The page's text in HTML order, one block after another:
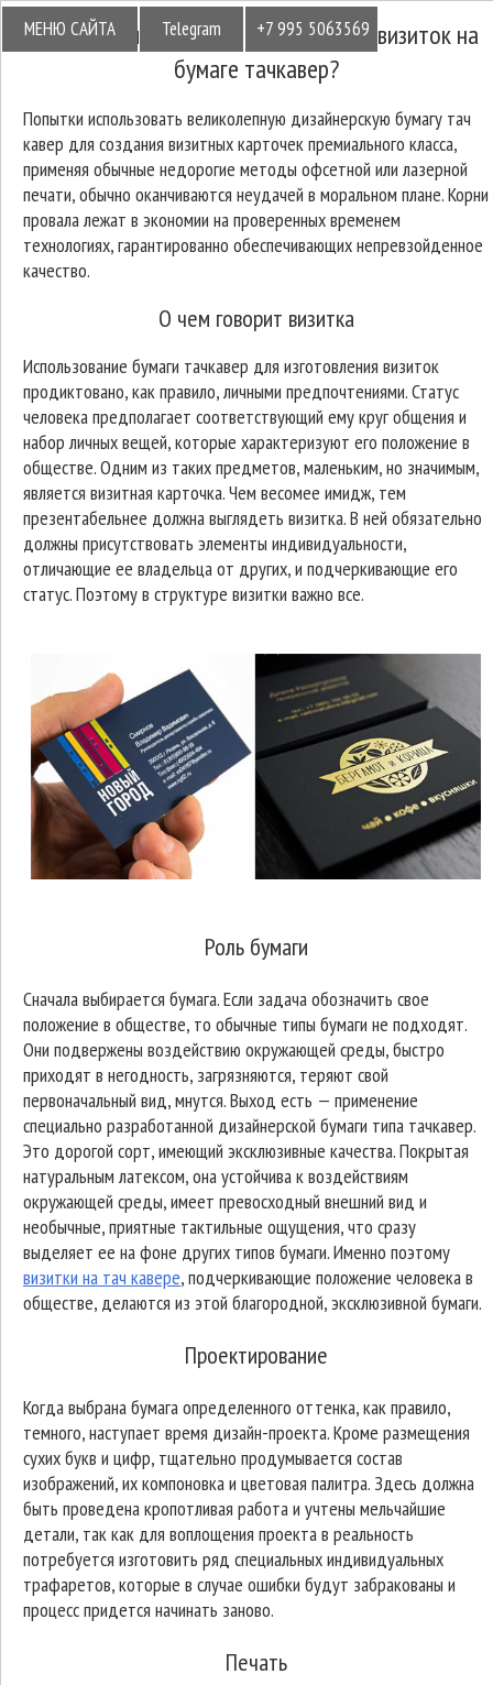
МЕНЮ САЙТА Telegram +7 995 5063569
Из чего складывается высокая цена визиток на
бумаге тачкавер?
Попытки использовать великолепную дизайнерскую бумагу тач
кавер для создания визитных карточек премиального класса,
применяя обычные недорогие методы офсетной или лазерной
печати, обычно оканчиваются неудачей в моральном плане. Корни
провала лежат в экономии на проверенных временем
технологиях, гарантированно обеспечивающих непревзойденное
качество.
О чем говорит визитка
Использование бумаги тачкавер для изготовления визиток
продиктовано, как правило, личными предпочтениями. Статус
человека предполагает соответствующий ему круг общения и
набор личных вещей, которые характеризуют его положение в
обществе. Одним из таких предметов, маленьким, но значимым,
является визитная карточка. Чем весомее имидж, тем
презентабельнее должна выглядеть визитка. В ней обязательно
должны присутствовать элементы индивидуальности,
отличающие ее владельца от других, и подчеркивающие его
статус. Поэтому в структуре визитки важно все.
Роль бумаги
Сначала выбирается бумага. Если задача обозначить свое
положение в обществе, то обычные типы бумаги не подходят.
Они подвержены воздействию окружающей среды, быстро
приходят в негодность, загрязняются, теряют свой
первоначальный вид, мнутся. Выход есть — применение
специально разработанной дизайнерской бумаги типа тачкавер.
Это дорогой сорт, имеющий эксклюзивные качества. Покрытая
натуральным латексом, она устойчива к воздействиям
окружающей среды, имеет превосходный внешний вид и
необычные, приятные тактильные ощущения, что сразу
выделяет ее на фоне других типов бумаги. Именно поэтому
визитки на тач кавере, подчеркивающие положение человека в
обществе, делаются из этой благородной, эксклюзивной бумаги.
Проектирование
Когда выбрана бумага определенного оттенка, как правило,
темного, наступает время дизайн-проекта. Кроме размещения
сухих букв и цифр, тщательно продумывается состав
изображений, их компоновка и цветовая палитра. Здесь должна
быть проведена кропотливая работа и учтены мельчайшие
детали, так как для воплощения проекта в реальность
потребуется изготовить ряд специальных индивидуальных
трафаретов, которые в случае ошибки будут забракованы и
процесс придется начинать заново.
Печать